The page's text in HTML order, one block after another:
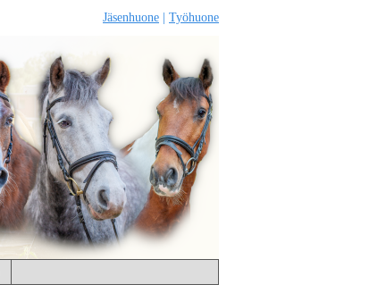
Jäsenhuone Työhuone